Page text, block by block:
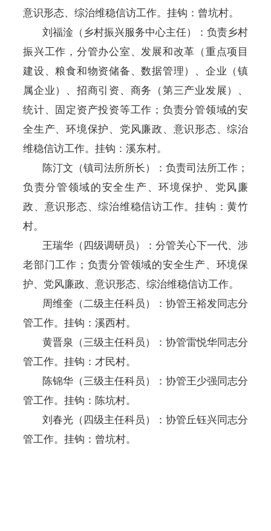
意识形态、综治维稳信访工作。挂钩：曾坑村。
刘福淦（乡村振兴服务中心主任）：负责乡村
振兴工作，分管办公室、发展和改革（重点项目
建设、粮食和物资储备、数据管理）、 企业（镇
属企业）
、 招商引资、商务（第三产业发展）、
统计、 固定资产投资等工作 ； 负责分管领域的安
全生产、环境保护、党风廉政、意识形态、综治
维稳信访工作。挂钩：溪东村。
陈汀文（镇司法所所长）
：负责司法所工作；
负责分管领域的安全生产、环境保护、党风廉
政、意识形态、综治维稳信访工作。挂钩：黄竹
村。
王瑞华 （ 四级调研员 ）： 分管关心下一代、涉
老部门工作； 负责分管领域的安全生产、环境保
护、党风廉政、意识形态、综治维稳信访工作。
周维奎（二级主任科员）： 协管王裕发同志分
管工作。挂钩：溪西村。
黄晋泉（三级主任科员）： 协管雷悦华同志分
管工作。挂钩：才民村。
陈锦华（三级主任科员）：协管王少强同志分
管工作。挂钩：陈坑村。
刘春光（四级主任科员）： 协管 丘钰兴同志分
管工作。挂钩：曾坑村。